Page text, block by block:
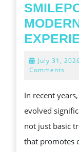
July 31,
Comments
In recent
evolved
not just basic
that promotes